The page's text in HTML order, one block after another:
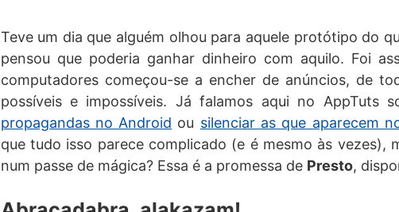
Teve um dia que alguém olhou para aquele protótipo do
pensou que poderia ganhar dinheiro com aquilo. Foi
computadores começou-se a encher de anúncios, de
possíveis e impossíveis. Já falamos aqui no AppTuts
propagandas no Android ou silenciar as que aparecem
que tudo isso parece complicado (e é mesmo às vezes),
num passe de mágica? Essa é a promessa de Presto,